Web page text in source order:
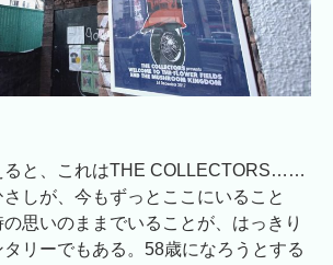
ると、これはTHE COLLECTORS……
しが、今もずっとここにいること
思いのままでいることが、はっきり
リーでもある。58歳になろうとする